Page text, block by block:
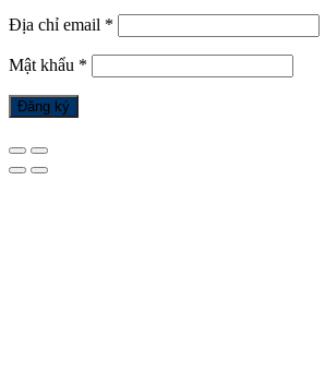
Địa chỉ email *
Mật khẩu *
Đăng ký